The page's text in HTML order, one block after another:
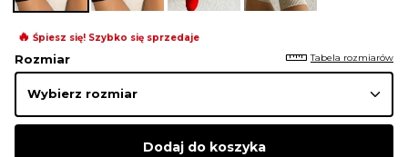
MARYNARKI
BLUZY
🔥 Śpiesz się! Szybko się sprzedaje
Rozmiar Tabela rozmiarów
Dodaj do koszyka